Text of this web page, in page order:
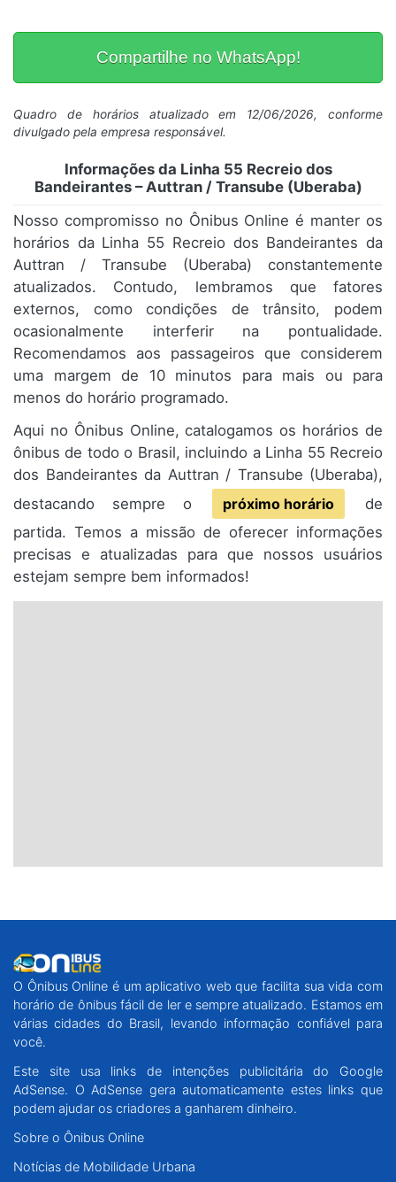
Compartilhe no WhatsApp!
Quadro de horários atualizado em 12/06/2026, conforme
divulgado pela empresa responsável.
Informações da Linha 55 Recreio dos
Bandeirantes – Auttran / Transube (Uberaba)
Nosso compromisso no Ônibus Online é manter os
horários da Linha 55 Recreio dos Bandeirantes da
Auttran / Transube (Uberaba) constantemente
atualizados. Contudo, lembramos que fatores
externos, como condições de trânsito, podem
ocasionalmente interferir na pontualidade.
Recomendamos aos passageiros que considerem
uma margem de 10 minutos para mais ou para
menos do horário programado.
Aqui no Ônibus Online, catalogamos os horários de
ônibus de todo o Brasil, incluindo a Linha 55 Recreio
dos Bandeirantes da Auttran / Transube (Uberaba),
destacando sempre o
próximo horário
de
partida. Temos a missão de oferecer informações
precisas e atualizadas para que nossos usuários
estejam sempre bem informados!
O Ônibus Online é um aplicativo web que facilita sua vida com
horário de ônibus fácil de ler e sempre atualizado. Estamos em
várias cidades do Brasil, levando informação confiável para
você.
Este site usa links de intenções publicitária do Google
AdSense. O AdSense gera automaticamente estes links que
podem ajudar os criadores a ganharem dinheiro.
Sobre o Ônibus Online
Notícias de Mobilidade Urbana